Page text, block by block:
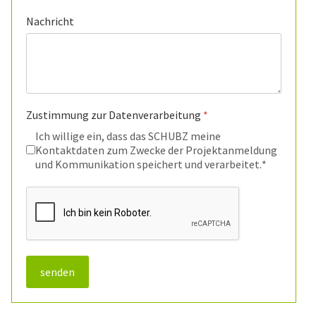
Nachricht
Zustimmung zur Datenverarbeitung *
Ich willige ein, dass das SCHUBZ meine
Kontaktdaten zum Zwecke der Projektanmeldung
und Kommunikation speichert und verarbeitet.*
senden